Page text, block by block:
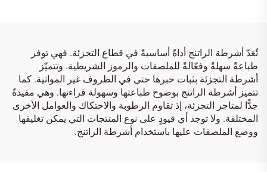
تُعَدّ أشرطة الراتنج أداةً أساسيةً في قطاع التجزئة. فهي توفر
طباعةً سهلةً وفعّالةً للملصقات والرموز الشريطية. وتتميّز
أشرطة التجزئة بثبات حبرها حتى في الظروف غير المواتية. كما
تتميز أشرطة الراتنج بوضوح طباعتها وسهولة قراءتها. وهي مفيدةٌ
جدًّا لمتاجر التجزئة، إذ تقاوم الرطوبة والاحتكاك والعوامل الأخرى
المختلفة. ولا توجد أي قيودٍ على نوع المنتجات التي يمكن تغليفها
ووضع الملصقات عليها باستخدام أشرطة الراتنج.